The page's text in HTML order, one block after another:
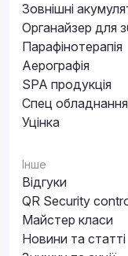
Зовнішні
Органайзер для
Парафінотерапія
Аерографія
SPA продукція
Спец обладнання
Уцінка
Інше
Відгуки
QR Security
Майстер класи
Новини та статті